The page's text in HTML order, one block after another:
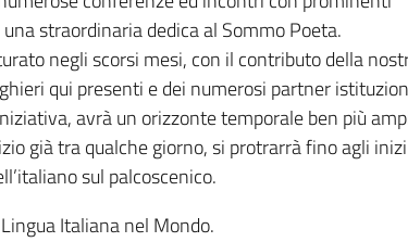
straordinaria dedica al Sommo Poeta.
negli scorsi mesi, con il contributo della
qui presenti e dei numerosi partner
avrà un orizzonte temporale ben più
già tra qualche giorno, si protrarrà fino agli
sul palcoscenico.
Italiana nel Mondo.